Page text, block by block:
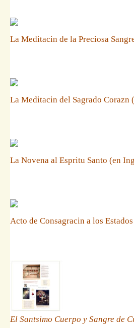
La Meditacin de la Preciosa
La Meditacin del Sagrado Corazn
La Novena al Espritu Santo (en
Acto de Consagracin a los
El Santsimo Cuerpo y Sangre de